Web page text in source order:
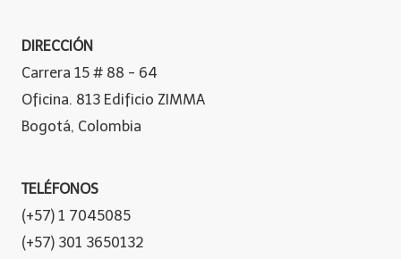
DIRECCIÓN
Carrera 15 # 88 - 64
Oficina. 813 Edificio ZIMMA
Bogotá, Colombia
TELÉFONOS
(+57) 1 7045085
(+57) 301 3650132